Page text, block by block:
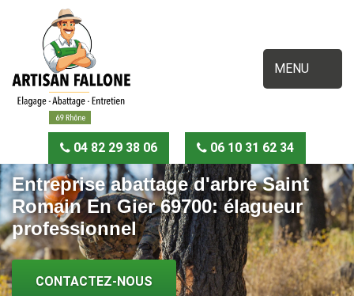
MENU
04 82 29 38 06 06 10 31 62 34
Entreprise abattage d'arbre Saint
Romain En Gier 69700: élagueur
professionnel
CONTACTEZ-NOUS